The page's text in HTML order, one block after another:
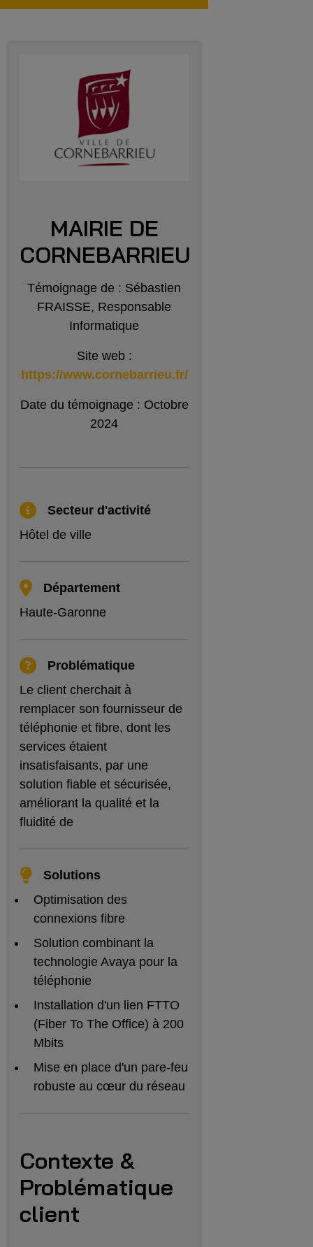
MAIRIE DE
CORNEBARRIEU
Témoignage de : Sébastien
FRAISSE, Responsable
Informatique
Site web :
https://www.cornebarrieu.fr/
Date du témoignage : Octobre
2024
Secteur d'activité
Hôtel de ville
Département
Haute-Garonne
Problématique
Le client cherchait à
remplacer son fournisseur de
téléphonie et fibre, dont les
services étaient
insatisfaisants, par une
solution fiable et sécurisée,
améliorant la qualité et la
fluidité de
Solutions
Optimisation des
connexions fibre
Solution combinant la
technologie Avaya pour la
téléphonie
Installation d'un lien FTTO
(Fiber To The Office) à 200
Mbits
Mise en place d'un pare-feu
robuste au cœur du réseau
Contexte &
Problématique
client